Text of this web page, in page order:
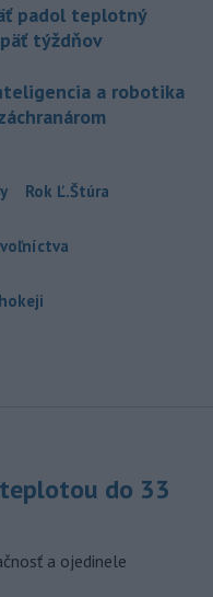
padol teplotný
týždňov
a robotika
Rok Ľ.Štúra
do 33
a ojedinele